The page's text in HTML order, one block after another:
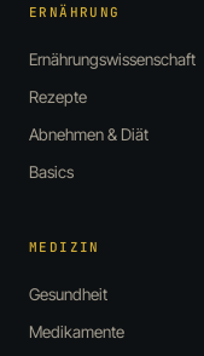
ERNÄHRUNG
Ernährungswissenschaft
Rezepte
Abnehmen & Diät
Basics
MEDIZIN
Gesundheit
Medikamente